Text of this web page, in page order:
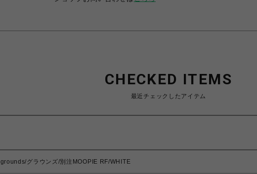
CHECKED ITEMS
最近チェックしたアイテム
grounds/グラウンズ/別注MOOPIE RF/WHITE